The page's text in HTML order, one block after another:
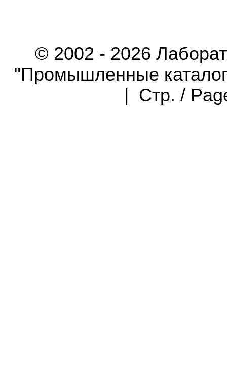
© 2002 - 2026
"Промышленные
| Стр. /